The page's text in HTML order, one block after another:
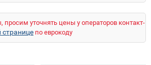
уточнять цены у операторов контакт-
странице по еврокоду